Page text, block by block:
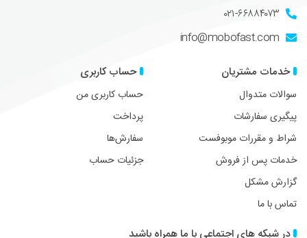
۰۲۱-۶۶۸۸۴۰۷۳
info@mobofast.com
خدمات مشتریان
سوالات متدوال
پیگیری سفارشات
شراط و مقررات موبوفست
خدمات پس از فروش
گزارش مشکل
تماس با ما
حساب کاربری
حساب کاربری من
پرداخت
سفارش‌ها
جزئیات حساب
در شبکه های اجتماعی با ما همراه باشید